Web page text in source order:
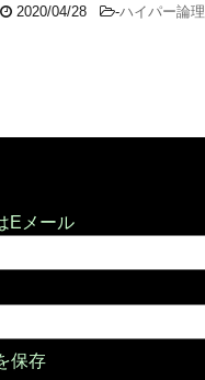
2020/04/28 -ハイパー論理
保存